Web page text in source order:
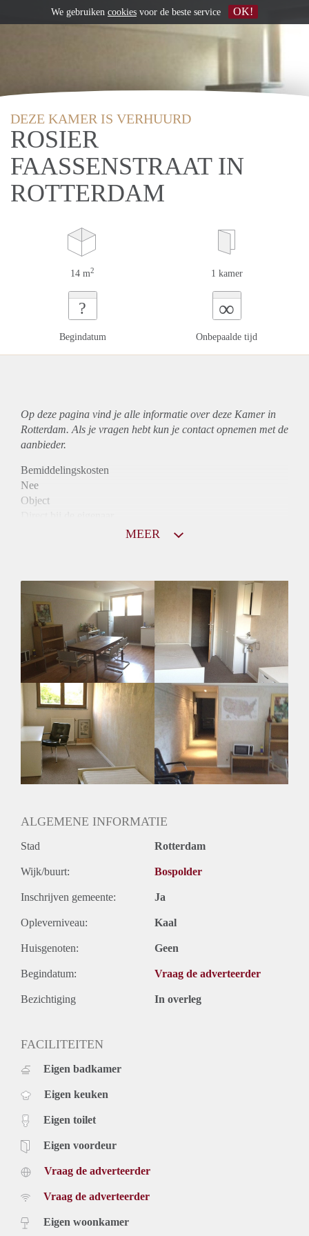
DEZE KAMER IS VERHUURD
ROSIER
FAASSENSTRAAT IN
ROTTERDAM
14 m2 1 kamer
?
Begindatum
∞
Onbepaalde tijd
Op deze pagina vind je alle informatie over deze Kamer in
Rotterdam. Als je vragen hebt kun je contact opnemen met de
aanbieder.
Bemiddelingskosten
Nee
Object
Niet mogelijk
Inkomen eis
N.V.T.
Huurtermijn
Onbepaalde termijn
Oplevering
Gestoffeerd
MEER
ALGEMENE INFORMATIE
Stad Rotterdam
Wijk/buurt: Bospolder
Inschrijven gemeente: Ja
Opleverniveau: Kaal
Huisgenoten: Geen
Begindatum: Vraag de adverteerder
Bezichtiging In overleg
FACILITEITEN
Eigen badkamer
Eigen keuken
Eigen toilet
Eigen voordeur
Vraag de adverteerder
Vraag de adverteerder
Eigen woonkamer
We gebruiken cookies voor de beste service OK!